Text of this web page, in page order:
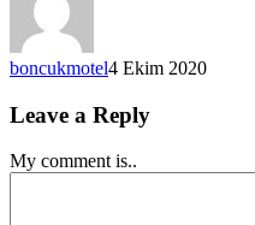
boncukmotel4 Ekim 2020
Leave a Reply
My comment is..